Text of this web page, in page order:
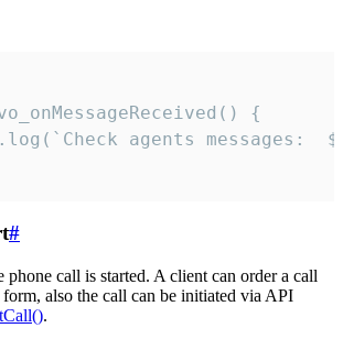
{
#
phone call is started. A client can order a call
also the call can be initiated via API
.